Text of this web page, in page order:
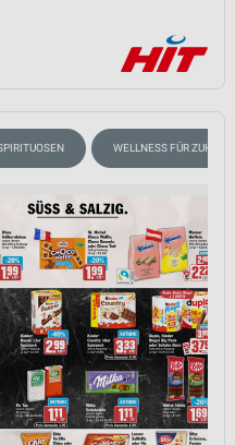
WELLNESS FÜR ZUHAUSE